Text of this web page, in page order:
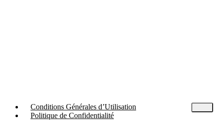
Conditions Générales d’Utilisation
Politique de Confidentialité